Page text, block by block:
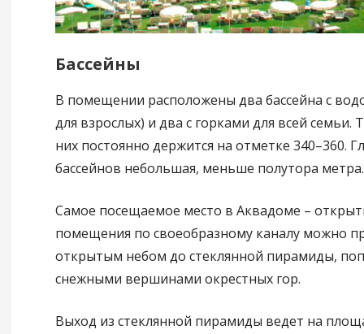
Бассейны
В помещении расположены два бассейна с
для взрослых) и два с горками для всей семьи.
них постоянно держится на отметке 340–360.
бассейнов небольшая, меньше полутора метра.
Самое посещаемое место в Аквадоме –
помещения по своеобразному каналу можно
открытым небом до стеклянной пирамиды,
снежными вершинами окрестных гор.
Выход из стеклянной пирамиды ведет на